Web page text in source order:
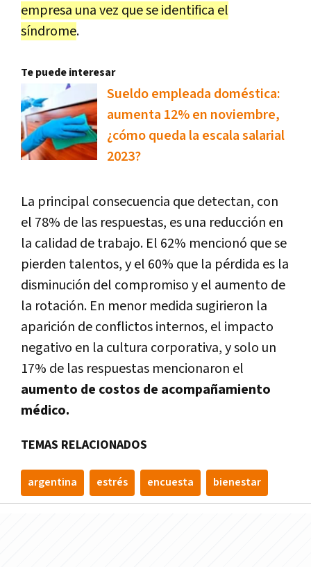
empresa una vez que se identifica el
síndrome.
Te puede interesar
Sueldo empleada doméstica:
aumenta 12% en noviembre,
¿cómo queda la escala salarial
2023?
La principal consecuencia que detectan, con
el 78% de las respuestas, es una reducción en
la calidad de trabajo. El 62% mencionó que se
pierden talentos, y el 60% que la pérdida es la
disminución del compromiso y el aumento de
la rotación. En menor medida sugirieron la
aparición de conflictos internos, el impacto
negativo en la cultura corporativa, y solo un
17% de las respuestas mencionaron el
aumento de costos de acompañamiento
médico.
TEMAS RELACIONADOS
argentina estrés encuesta bienestar